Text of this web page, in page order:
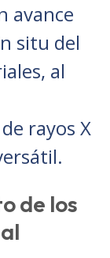
avance
situ del
al
rayos X
de los